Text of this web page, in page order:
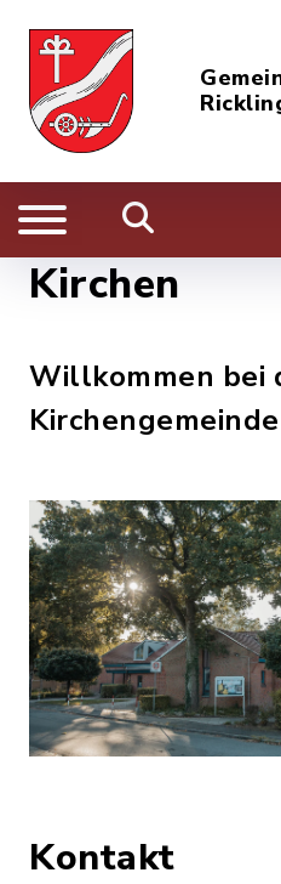
Kirchen
Willkommen bei
Kontakt